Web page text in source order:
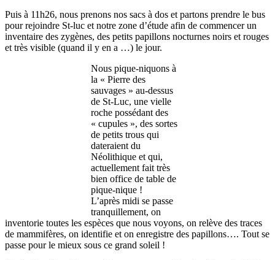
Puis à 11h26, nous prenons nos sacs à dos et partons prendre le bus
pour rejoindre St-luc et notre zone d’étude afin de commencer un
inventaire des zygènes, des petits papillons nocturnes noirs et rouges
et très visible (quand il y en a …) le jour.
Nous pique-niquons à
la « Pierre des
sauvages » au-dessus
de St-Luc, une vielle
roche possédant des
« cupules », des sortes
de petits trous qui
dateraient du
Néolithique et qui,
actuellement fait très
bien office de table de
pique-nique !
L’après midi se passe
tranquillement, on
inventorie toutes les espèces que nous voyons, on relève des traces
de mammifères, on identifie et on enregistre des papillons…. Tout se
passe pour le mieux sous ce grand soleil !